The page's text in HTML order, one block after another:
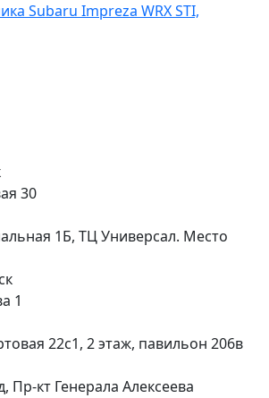
Subaru Impreza WRX STI,
30
1Б, ТЦ Универсал. Место
1
22с1, 2 этаж, павильон 206в
Пр-кт Генерала Алексеева